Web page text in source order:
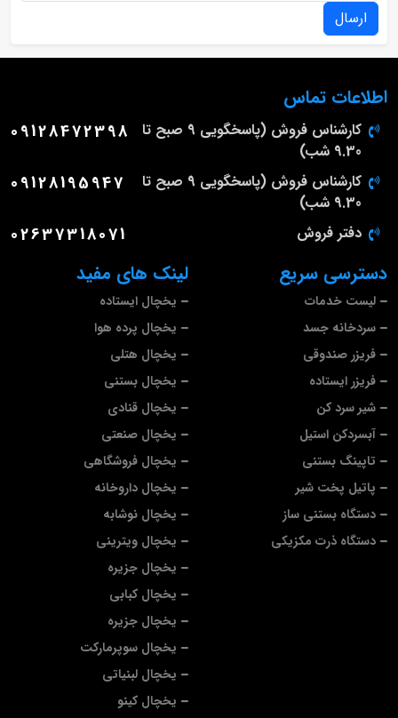
ارسال
لینک های مفید
یخچال ایستاده
یخچال پرده هوا
یخچال هتلی
یخچال بستنی
یخچال قنادی
یخچال صنعتی
یخچال فروشگاهی
یخچال داروخانه
یخچال نوشابه
یخچال ویترینی
یخچال جزیره
یخچال کبابی
یخچال جزیره
یخچال سوپرمارکت
یخچال لبنیاتی
یخچال کینو
دسترسی سریع
لیست خدمات
سردخانه جسد
فریزر صندوقی
فریزر ایستاده
شیر سرد کن
آبسردکن استیل
تاپینگ بستنی
پاتیل پخت شیر
دستگاه بستنی ساز
دستگاه ذرت مکزیکی
اطلاعات تماس
کارشناس فروش (پاسخگویی 9 صبح تا
9.30 شب)
09128472398
کارشناس فروش (پاسخگویی 9 صبح تا
9.30 شب)
09128195947
دفتر فروش 02637318071